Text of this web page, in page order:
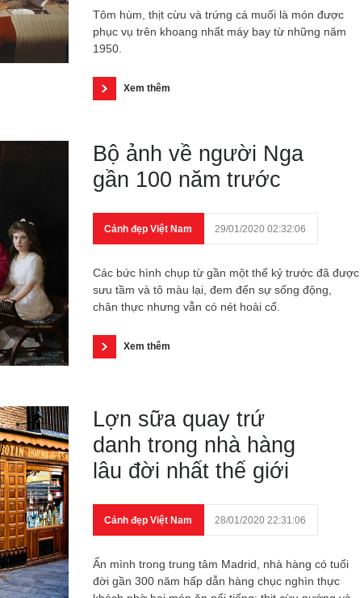
Tôm hùm, thịt cừu và trứng cá muối là món được
phục vụ trên khoang nhất máy bay từ những năm
1950.
Xem thêm
Bộ ảnh về người Nga
gần 100 năm trước
Cảnh đẹp Việt Nam 29/01/2020 02:32:06
Các bức hình chụp từ gần một thế kỷ trước đã được
sưu tầm và tô màu lại, đem đến sự sống động,
chân thực nhưng vẫn có nét hoài cổ.
Xem thêm
Lợn sữa quay trứ
danh trong nhà hàng
lâu đời nhất thế giới
Cảnh đẹp Việt Nam 28/01/2020 22:31:06
Ẩn mình trong trung tâm Madrid, nhà hàng có tuổi
đời gần 300 năm hấp dẫn hàng chục nghìn thực